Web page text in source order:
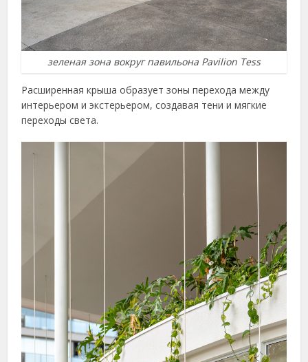
зеленая зона вокруг павильона Pavilion Tess
Расширенная крыша образует зоны перехода между
интерьером и экстерьером, создавая тени и мягкие
переходы света.